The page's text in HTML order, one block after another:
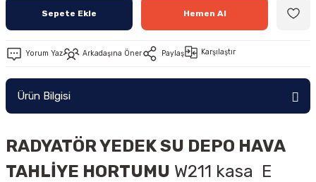
Sepete Ekle Hemen Al
Yorum Yaz Arkadaşına Öner Paylaş Karşılaştır
Ürün Bilgisi
RADYATÖR YEDEK SU DEPO HAVA
TAHLİYE HORTUMU W211 kasa E